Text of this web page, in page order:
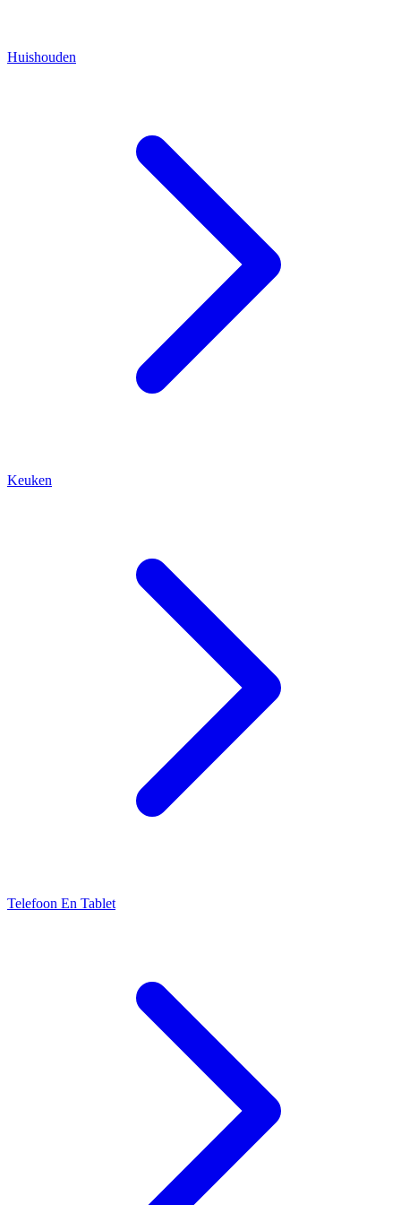
Huishouden
Keuken
Telefoon En Tablet